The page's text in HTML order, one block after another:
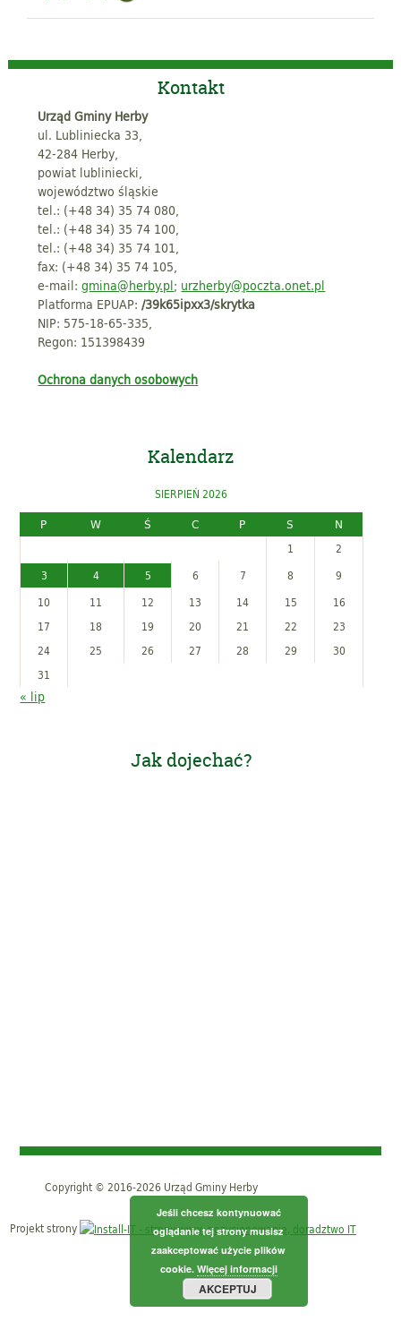
Kontakt
Urząd Gminy Herby
ul. Lubliniecka 33,
42-284 Herby,
powiat lubliniecki,
województwo śląskie
tel.: (+48 34) 35 74 080,
tel.: (+48 34) 35 74 100,
tel.: (+48 34) 35 74 101,
fax: (+48 34) 35 74 105,
e-mail:gmina@herby.pl; urzherby@poczta.onet.pl
Platforma EPUAP:/39k65ipxx3/skrytka
NIP: 575-18-65-335,
Regon: 151398439
Ochrona danych osobowych
Kalendarz
SIERPIEŃ 2026
P
W Ś C P S
N
1
2
3
4 5 6 7 8
9
10
11 12 13 14 15
16
17
18 19 20 21 22
23
24
25 26 27 28 29
30
31
« lip
Jak dojechać?
Copyright © 2016-2026 Urząd Gminy Herby
Projekt strony
Jeśli chcesz kontynuować
oglądanie tej strony musisz
zaakceptować użycie plików
cookie. Więcej informacji
AKCEPTUJ